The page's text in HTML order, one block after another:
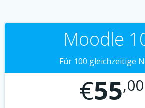
Moodle
Für 100 gleichzeitige
€55,00